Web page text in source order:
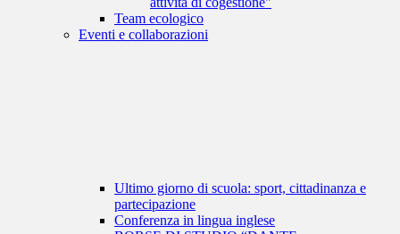
Team ecologico
Eventi e collaborazioni
Ultimo giorno di scuola: sport, cittadinanza e
partecipazione
Conferenza in lingua inglese